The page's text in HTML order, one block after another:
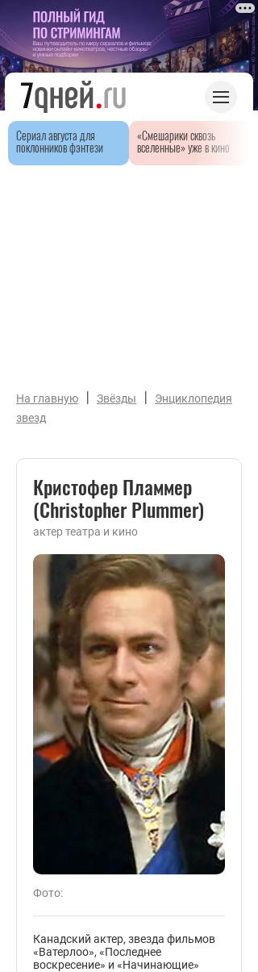
Сериал августа для
поклонников фэнтези
«Смешарики сквозь
вселенные» уже в кино
На главную | Звёзды |
Энциклопедия
звезд
Кристофер Пламмер
(Christopher Plummer)
актер театра и кино
Фото:
Канадский актер, звезда фильмов
«Ватерлоо», «Последнее
воскресение» и «Начинающие»